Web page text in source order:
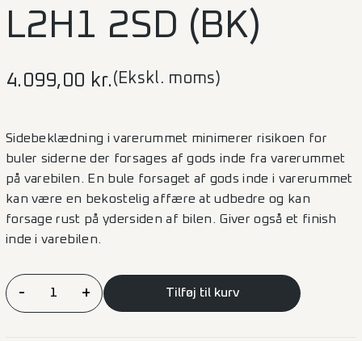
L2H1 2SD (BK)
4.099,00 kr. (Ekskl. moms)
Sidebeklædning i varerummet minimerer risikoen for
buler siderne der forsages af gods inde fra varerummet
på varebilen. En bule forsaget af gods inde i varerummet
kan være en bekostelig affære at udbedre og kan
forsage rust på ydersiden af bilen. Giver også et finish
inde i varebilen.
Sidebeklædning
Finer
- + Tilføj til kurv